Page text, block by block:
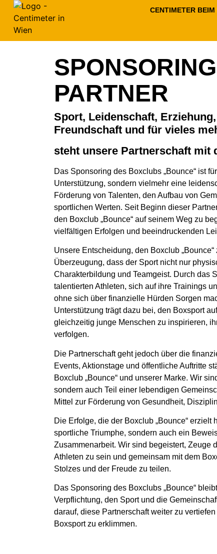
CENTIMETER BEIM
PARTNER
Sport, Leidenschaft,
Freundschaft und für vieles
steht unsere Partnerschaft mit
Das Sponsoring des Boxclubs „Bounce“ ist
Unterstützung, sondern vielmehr eine
Förderung von Talenten, den Aufbau von
sportlichen Werten. Seit Beginn dieser
den Boxclub „Bounce“ auf seinem Weg zu
vielfältigen Erfolgen und beeindruckenden
Unsere Entscheidung, den Boxclub
Überzeugung, dass der Sport nicht nur
Charakterbildung und Teamgeist. Durch das
talentierten Athleten, sich auf ihre Trainings
ohne sich über finanzielle Hürden Sorgen
Unterstützung trägt dazu bei, den Boxsport
gleichzeitig junge Menschen zu inspirieren,
verfolgen.
Die Partnerschaft geht jedoch über die
Events, Aktionstage und öffentliche Auftritte
Boxclub „Bounce“ und unserer Marke. Wir
sondern auch Teil einer lebendigen
Mittel zur Förderung von Gesundheit,
Die Erfolge, die der Boxclub „Bounce“ erzielt
sportliche Triumphe, sondern auch ein
Zusammenarbeit. Wir sind begeistert, Zeuge
Athleten zu sein und gemeinsam mit dem
Stolzes und der Freude zu teilen.
Das Sponsoring des Boxclubs „Bounce“
Verpflichtung, den Sport und die
darauf, diese Partnerschaft weiter zu
Boxsport zu erklimmen.